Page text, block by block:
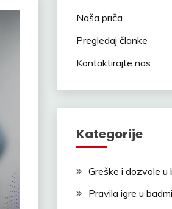
Naša priča
Pregledaj članke
Kontaktirajte nas
Kategorije
Greške i dozvole
Pravila igre u